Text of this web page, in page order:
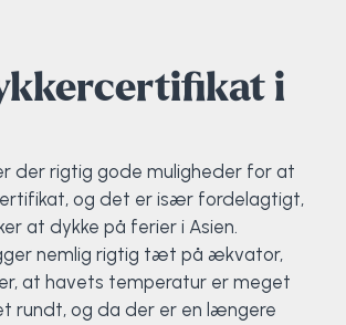
i
der rigtig gode muligheder for at
og det er især fordelagtigt,
at dykke på ferier i Asien.
nemlig rigtig tæt på ækvator,
at havets temperatur er meget
rundt, og da der er en længere